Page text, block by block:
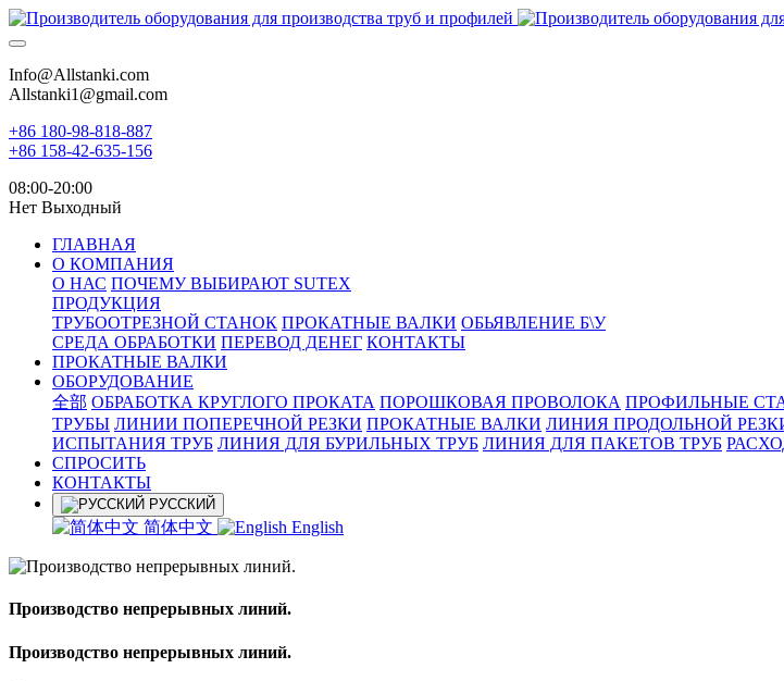
Info@Allstanki.com
Allstanki1@gmail.com
+86 180-98-818-887
+86 158-42-635-156
08:00-20:00
Нет Выходный
ГЛАВНАЯ
О КОМПАНИЯ
О НАС ПОЧЕМУ ВЫБИРАЮТ SUTEX
ПРОДУКЦИЯ
ТРУБООТРЕЗНОЙ СТАНОК ПРОКАТНЫЕ ВАЛКИ ОБЬЯВЛЕНИЕ Б\У
СРЕДА ОБРАБОТКИ ПЕРЕВОД ДЕНЕГ КОНТАКТЫ
ПРОКАТНЫЕ ВАЛКИ
ОБОРУДОВАНИЕ
全部 ОБРАБОТКА КРУГЛОГО ПРОКАТА ПОРОШКОВАЯ ПРОВОЛОКА ПРОФИЛЬНЫЕ
ТРУБЫ ЛИНИИ ПОПЕРЕЧНОЙ РЕЗКИ ПРОКАТНЫЕ ВАЛКИ ЛИНИЯ ПРОДОЛЬНОЙ
ИСПЫТАНИЯ ТРУБ ЛИНИЯ ДЛЯ БУРИЛЬНЫХ ТРУБ ЛИНИЯ ДЛЯ ПАКЕТОВ ТРУБ
СПРОСИТЬ
КОНТАКТЫ
РУССКИЙ
简体中文 English
Производство непрерывных линий.
Производство непрерывных линий.